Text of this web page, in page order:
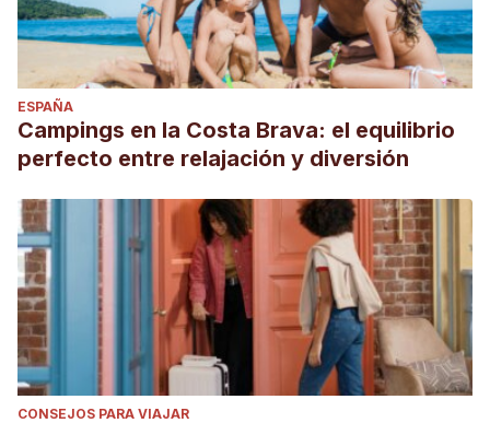
ESPAÑA
Campings en la Costa Brava: el equilibrio
perfecto entre relajación y diversión
CONSEJOS PARA VIAJAR